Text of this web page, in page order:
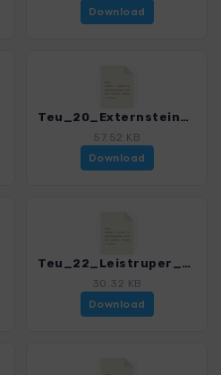
Download
Teu_20_Externsteine-Hermann_4020_7.gpx
57.52 KB
Download
Teu_22_Leistruper_Wald_4020_7.gpx
30.32 KB
Download